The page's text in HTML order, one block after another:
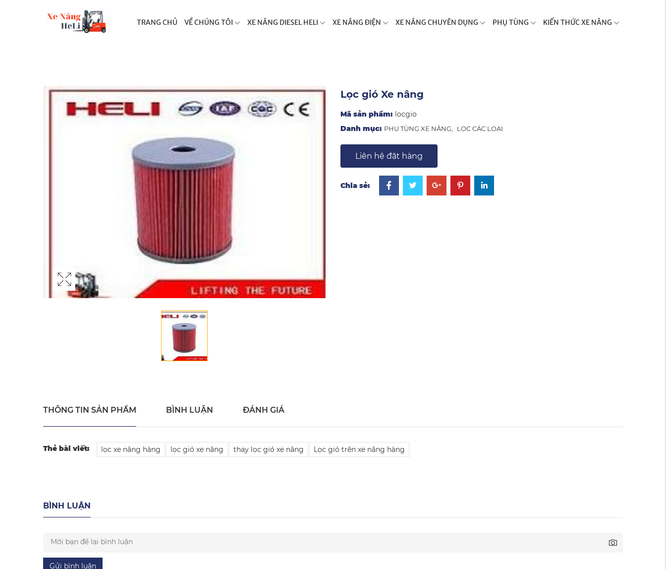
TRANG CHỦ VỀ CHÚNG TÔI XE NÂNG DIESEL HELI XE NÂNG ĐIỆN XE NÂNG CHUYÊN DỤNG PHỤ TÙNG KIẾN THỨC XE NÂNG
Lọc gió Xe nâng
Mã sản phẩm: locgio
Danh mục: PHỤ TÙNG XE NÂNG LỌC CÁC LOẠI
Liên hệ đặt hàng
Chia sẻ:
THÔNG TIN SẢN PHẨM BÌNH LUẬN ĐÁNH GIÁ
Thẻ bài viết: lọc xe nâng hàng lọc gió xe nâng thay lọc gió xe nâng Lọc gió trên xe nâng hàng
BÌNH LUẬN
Gửi bình luận